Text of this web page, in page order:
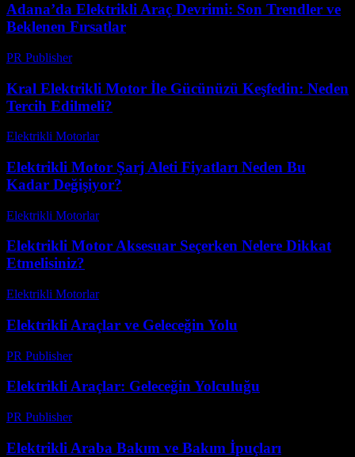
Adana’da Elektrikli Araç Devrimi: Son Trendler ve
Beklenen Fırsatlar
PR Publisher-
Kral Elektrikli Motor İle Gücünüzü Keşfedin: Neden
Tercih Edilmeli?
Elektrikli Motorlar-
Elektrikli Motor Şarj Aleti Fiyatları Neden Bu
Kadar Değişiyor?
Elektrikli Motorlar-
Elektrikli Motor Aksesuar Seçerken Nelere Dikkat
Etmelisiniz?
Elektrikli Motorlar-
Elektrikli Araçlar ve Geleceğin Yolu
PR Publisher-
Elektrikli Araçlar: Geleceğin Yolculuğu
PR Publisher-
Elektrikli Araba Bakım ve Bakım İpuçları